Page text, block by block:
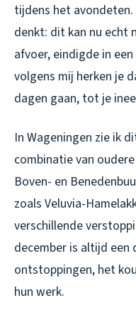
tijdens het avondeten.
denkt: dit kan nu echt
afvoer, eindigde in
volgens mij herken je
dagen gaan, tot je
In Wageningen zie ik
combinatie van
Boven- en
zoals Veluvia-
verschillende
december is altijd een
ontstoppingen, het
hun werk.